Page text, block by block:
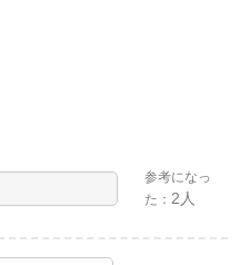
参考になっ
た：2人